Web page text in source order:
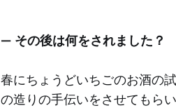
— その後は何をされました？
春にちょうどいちごのお酒の
の造りの手伝いをさせてもら